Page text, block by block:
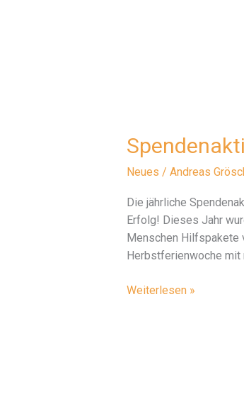
Neues / Andreas
Die jährliche
Erfolg! Dieses Jahr
Menschen
Herbstferienwoche mit
Spendenaktion
Weiterlesen »